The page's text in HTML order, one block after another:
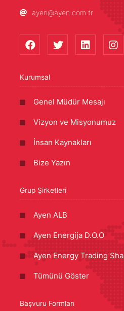
ayen@ayen.com.tr
Kurumsal
Genel Müdür Mesajı
Vizyon ve Misyonumuz
İnsan Kaynakları
Bize Yazın
Grup Şirketleri
Ayen ALB
Ayen Energija D.O.O
Ayen Energy Trading Sha
Tümünü Göster
Başvuru Formları